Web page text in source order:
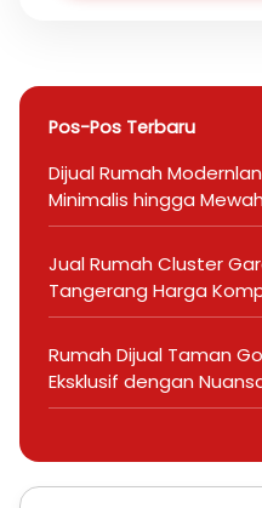
Pos-Pos Terbaru
Dijual Rumah
Minimalis hingga Mewah
Jual Rumah Cluster
Tangerang Harga
Rumah Dijual Taman
Eksklusif dengan